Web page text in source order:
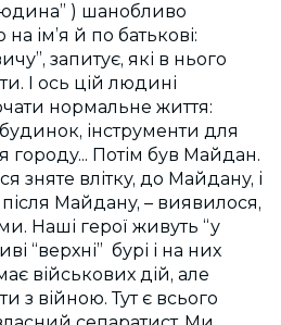
) шанобливо
ім’я й по батькові:
запитує, які в нього
І ось цій людині
нормальне життя:
інструменти для
городу... Потім був Майдан.
зняте влітку, до Майдану, і
після Майдану, – виявилося,
Наші герої живуть “у
“верхні” бурі і на них
військових дій, але
з війною. Тут є всього